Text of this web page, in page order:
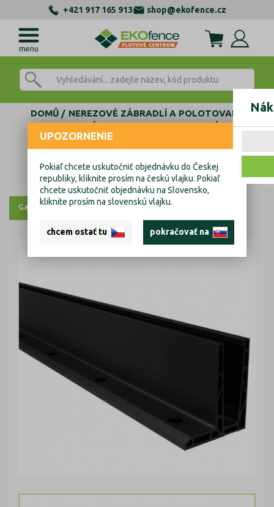
+421 917 165 913 shop@ekofence.cz
menu
DOMŮ
NEREZOVÉ ZÁBRADLÍ A POLOTOVARY
AL KOTEVNÍ PROFILY
FIX - BEZ NAKLÁPANÍ
VRCHNÍ TVAR L
Al kotvící profil - kotvení vrchní
Galerie
UPOZORNENIE
Pokiaľ chcete uskutočniť objednávku do Českej
republiky, kliknite prosím na českú vlajku. Pokiaľ
chcete uskutočniť objednávku na Slovensko,
kliknite prosím na slovenskú vlajku.
chcem ostať tu pokračovať na